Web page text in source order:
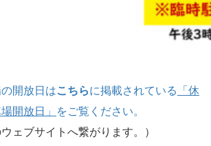
開放日はこちらに掲載されている
「休
開放日」
をご覧ください。
ェブサイトへ繋がります。）